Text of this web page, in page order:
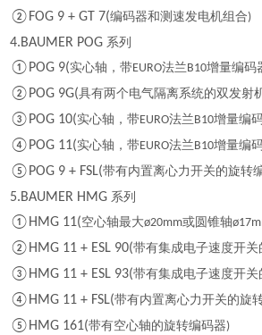
②FOG 9 + GT 7(编码器和测速发电机组合)
4.BAUMER POG 系列
①POG 9(实心轴，带EURO法兰B10增量编码
②POG 9G(具有两个电气隔离系统的双发射
③POG 10(实心轴，带EURO法兰B10增量编
④POG 11(实心轴，带EURO法兰B10增量编
⑤POG 9 + FSL(带有内置离心力开关的旋转
5.BAUMER HMG 系列
①HMG 11(空心轴最大ø20mm或圆锥轴
②HMG 11 + ESL 90(带有集成电子速度开
③HMG 11 + ESL 93(带有集成电子速度开
④HMG 11 + FSL(带有内置离心力开关的旋
⑤HMG 161(带有空心轴的旋转编码器)